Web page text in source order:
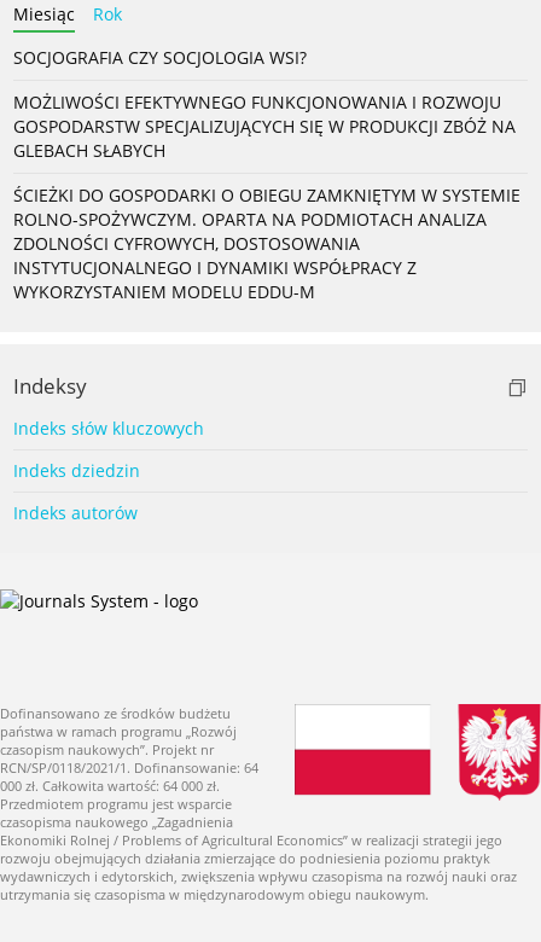
Miesiąc
Rok
SOCJOGRAFIA CZY SOCJOLOGIA WSI?
MOŻLIWOŚCI EFEKTYWNEGO FUNKCJONOWANIA I ROZWOJU
GOSPODARSTW SPECJALIZUJĄCYCH SIĘ W PRODUKCJI ZBÓŻ NA
GLEBACH SŁABYCH
ŚCIEŻKI DO GOSPODARKI O OBIEGU ZAMKNIĘTYM W SYSTEMIE
ROLNO-SPOŻYWCZYM. OPARTA NA PODMIOTACH ANALIZA
ZDOLNOŚCI CYFROWYCH, DOSTOSOWANIA
INSTYTUCJONALNEGO I DYNAMIKI WSPÓŁPRACY Z
WYKORZYSTANIEM MODELU EDDU-M
Indeksy
Indeks słów kluczowych
Indeks dziedzin
Indeks autorów
Dofinansowano ze środków budżetu
państwa w ramach programu „Rozwój
czasopism naukowych”. Projekt nr
RCN/SP/0118/2021/1. Dofinansowanie: 64
000 zł. Całkowita wartość: 64 000 zł.
Przedmiotem programu jest wsparcie
czasopisma naukowego „Zagadnienia
Ekonomiki Rolnej / Problems of Agricultural Economics” w realizacji strategii jego
rozwoju obejmujących działania zmierzające do podniesienia poziomu praktyk
wydawniczych i edytorskich, zwiększenia wpływu czasopisma na rozwój nauki oraz
utrzymania się czasopisma w międzynarodowym obiegu naukowym.